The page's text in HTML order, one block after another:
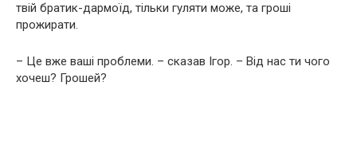
твій братик-дармоїд, тільки гуляти може, та гроші
прожирати.
– Це вже ваші проблеми. – сказав Ігор. – Від нас ти чого
хочеш? Грошей?